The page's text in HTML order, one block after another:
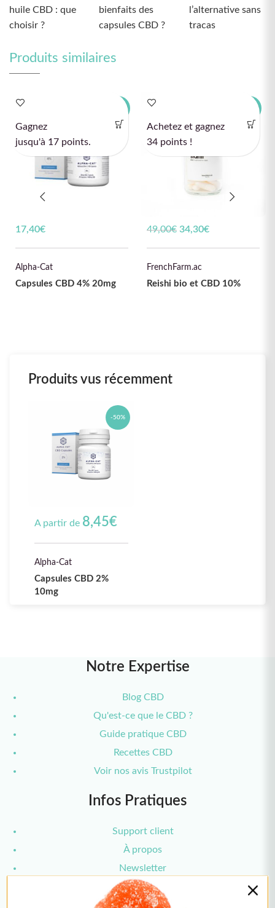
huile CBD : que
choisir ?
bienfaits des
capsules CBD ?
l’alternative sans
tracas
Produits similaires
17,40€
Alpha-Cat
Capsules CBD 4% 20mg
Gagnez
jusqu'à 17 points.
49,00€ Le prix initial était :
34,30€
FrenchFarm.ac
Reishi bio et CBD 10%
Achetez et gagnez
34 points !
Produits vus récemment
-50%
A partir de 8,45€
Alpha-Cat
Capsules CBD 2%
10mg
Notre Expertise
Blog CBD
Qu'est-ce que le CBD ?
Guide pratique CBD
Recettes CBD
Voir nos avis Trustpilot
Infos Pratiques
Support client
À propos
Newsletter
Paiements
Livraisons
2 bonbons THC offerts